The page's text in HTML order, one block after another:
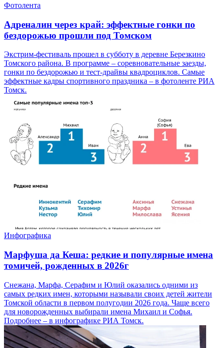
Фотолента
Адреналин через край: эффектные гонки по
бездорожью прошли под Томском
Экстрим-фестиваль прошел в субботу в деревне Березкино
Томского района. В программе – соревновательные заезды,
гонки по бездорожью и тест-драйвы квадроциклов. Самые
эффектные кадры спортивного праздника – в фотоленте РИА
Томск.
Инфографика
Марфуша да Кеша: редкие и популярные имена
томичей, рожденных в 2026г
Снежана, Марфа, Серафим и Юлий оказались одними из
самых редких имен, которыми называли своих детей жители
Томской области в первом полугодии 2026 года. Чаще всего
для новорожденных выбирали имена Михаил и Софья.
Подробнее – в инфографике РИА Томск.